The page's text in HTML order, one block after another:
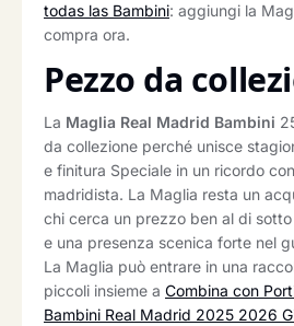
todas las Bambini: aggiungi la
compra ora.
Pezzo da
La Maglia Real Madrid Bambini
da collezione perché unisce
e finitura Speciale in un ricordo
madridista. La Maglia resta un
chi cerca un prezzo ben al di
e una presenza scenica forte nel
La Maglia può entrare in una
piccoli insieme a Combina con
Bambini Real Madrid 2025 2026